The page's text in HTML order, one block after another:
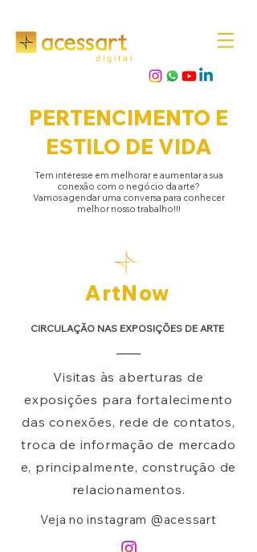
d i g i t a l
PERTENCIMENTO E
ESTILO DE VIDA
Tem interesse em melhorar e aumentar a sua
conexão com o negócio da arte?
Vamos agendar uma conversa para conhecer
melhor nosso trabalho!!!
ArtNow​​​
CIRCULAÇÃO NAS EXPOSIÇÕES DE ARTE
Visitas às aberturas de
exposições para fortalecimento
das conexões, rede de contatos,
troca de informação de mercado
e, principalmente, construção de
relacionamentos.
Veja no instagram @acessart